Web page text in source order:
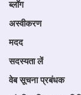
ब्लॉग
अस्वीकरण
मदद
सदस्यता लें
वेब सूचना प्रबंधक